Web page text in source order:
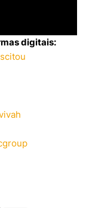
digitais: